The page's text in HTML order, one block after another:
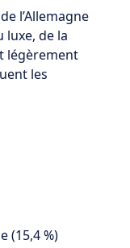
l’Allemagne
luxe, de la
légèrement
les
(15,4 %)